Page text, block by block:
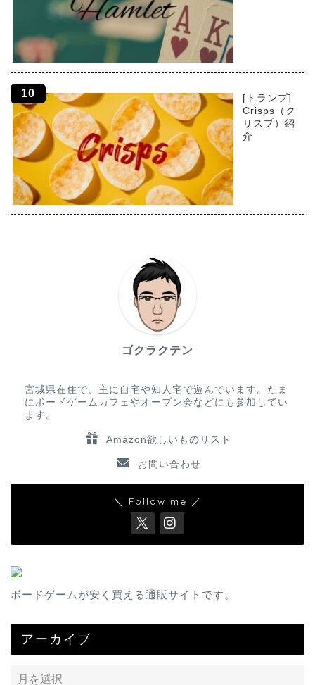
[トランプ]
Crisps（ク
リスプ）紹
介
ゴクラクテン
宮城県在住で、主に自宅や知人宅で遊んでいます。たま
にボードゲームカフェやオープン会などにも参加してい
ます。
Amazon欲しいものリスト
お問い合わせ
＼ Follow me ／
ボードゲームが安く買える通販サイトです。
アーカイブ